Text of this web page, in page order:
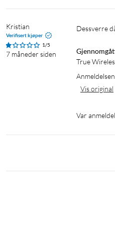
IP-klassifisering: IPX5
Driftstemperatur: -29 til +60 °C
Mikrofon: MEMS med ENC -40
Driver: 8 mm SBS8Dv.3
Frekvensområde: 20 Hz – 20
Følsomhet: 106 dB @ 1 kHz
Bluetooth: BLE, EDR, RWS,
Protokoll: HFP, HSP, A2DP,
Ladeport inn: USB-C
Kristian
Verifisert kjøper
1/5
7 måneder siden
Dessverre
True
Vis original
Var